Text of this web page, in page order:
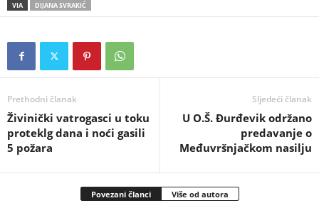
VIA DIJANA SVRAKIĆ
Prethodni članak
Živinički vatrogasci u toku
proteklg dana i noći gasili
5 požara
Sljedeći članak
U O.Š. Đurđevik održano
predavanje o
Međuvršnjačkom nasilju
Povezani članci Više od autora